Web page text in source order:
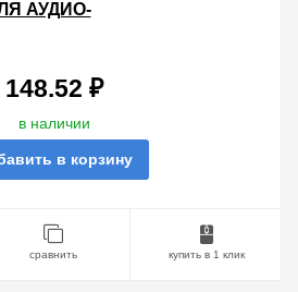
АУДИО-
148.52 ₽
в наличии
в корзину
сравнить купить в 1 клик